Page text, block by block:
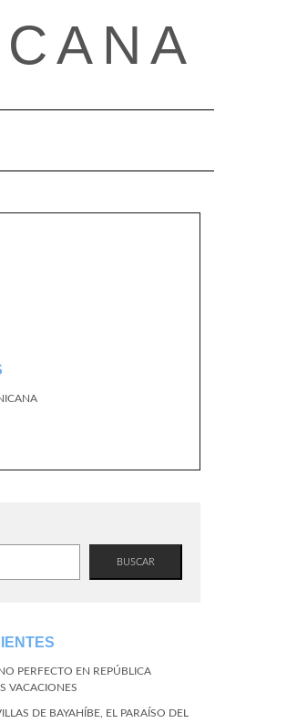
BUSCAR
PERFECTO EN REPÚBLICA
VACACIONES
DE BAYAHÍBE, EL PARAÍSO DEL